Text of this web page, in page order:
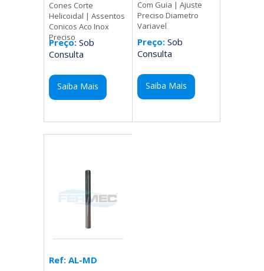
Cones Corte
Helicoidal | Assentos
Conicos Aco Inox
Preciso
Preço: Sob
Consulta
Saiba Mais
Com Guia | Ajuste
Preciso Diametro
Variavel
Preço:Sob
Consulta
Saiba Mais
Ref: AL-MD